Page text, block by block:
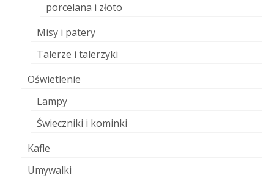
porcelana i złoto
Misy i patery
Talerze i talerzyki
Oświetlenie
Lampy
Świeczniki i kominki
Kafle
Umywalki